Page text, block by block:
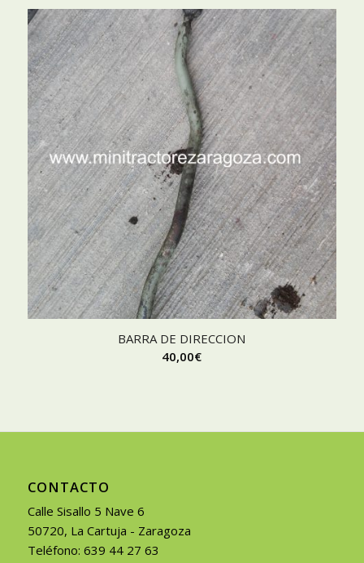
BARRA DE DIRECCION
40,00€
CONTACTO
Calle Sisallo 5 Nave 6
50720, La Cartuja - Zaragoza
Teléfono: 639 44 27 63